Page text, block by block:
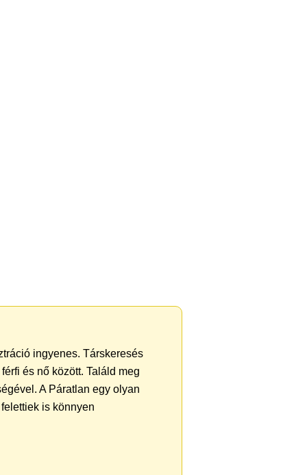
ingyenes. Társkeresés
és nő között. Találd meg
A Páratlan egy olyan
is könnyen